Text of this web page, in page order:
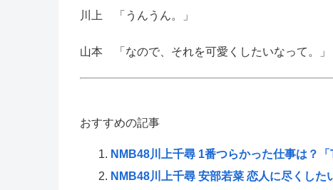
川上 「うんうん。」
山本 「なので、それを可愛くしたいなって。」
おすすめの記事
NMB48川上千尋 1番つらかった仕事は？「
NMB48川上千尋 安部若菜 恋人に尽くした